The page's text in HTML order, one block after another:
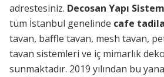
adrestesiniz. Decosan Yapı
tüm İstanbul genelinde cafe
tavan, baffle tavan, mesh tavan,
tavan sistemleri ve iç mimarlık
sunmaktadır. 2019 yılından bu